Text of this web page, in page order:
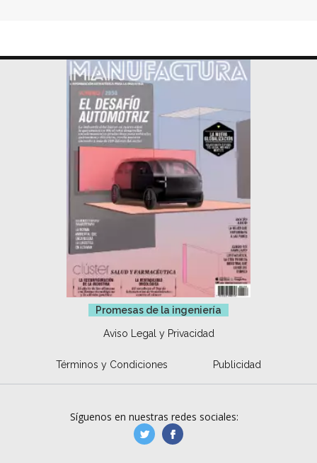
Promesas de la ingeniería
Aviso Legal y Privacidad
Términos y Condiciones Publicidad
Síguenos en nuestras redes sociales:
manufacturaGE